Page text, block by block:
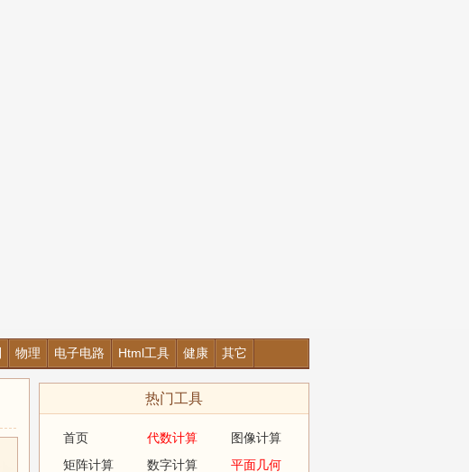
物理 电子电路 Html工具 健康 其它
热门工具
首页 代数计算
图像计算
矩阵计算
数字计算
平面几何